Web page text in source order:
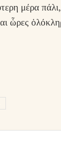
μέρα
ὧρες